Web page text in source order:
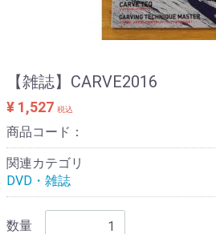
【雑誌】CARVE2016
¥ 1,527 税込
商品コード：
関連カテゴリ
DVD・雑誌
数量